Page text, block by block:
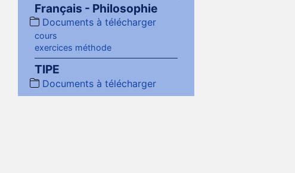
Français - Philosophie
Documents à télécharger
cours
exercices méthode
TIPE
Documents à télécharger